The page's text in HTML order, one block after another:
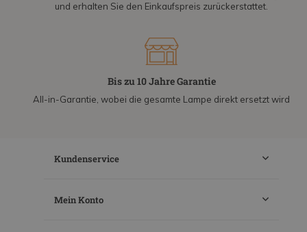
und erhalten Sie den Einkaufspreis zurückerstattet.
Bis zu 10 Jahre Garantie
All-in-Garantie, wobei die gesamte Lampe direkt ersetzt wird
Kundenservice
Mein Konto